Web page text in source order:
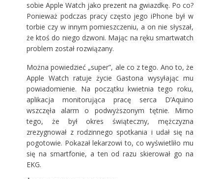
sobie Apple Watch jako prezent na gwiazdkę. Po co?
Ponieważ podczas pracy często jego iPhone był w
torbie czy w innym pomieszczeniu, a on nie słyszał,
że ktoś do niego dzwoni. Mając na ręku smartwatch
problem został rozwiązany.
Można powiedzieć „super”, ale co z tego. Ano to, że
Apple Watch ratuje życie Gastona wysyłając mu
powiadomienie. Na początku kwietnia tego roku,
aplikacja monitorująca pracę serca D’Aquino
wszczęła alarm o podwyższonym tętnie. Mimo
tego, że był okres świąteczny, mężczyzna
zrezygnował z rodzinnego spotkania i udał się na
pogotowie. Pokazał lekarzowi to, co wyświetliło mu
się na smartfonie, a ten od razu skierował go na
EKG.